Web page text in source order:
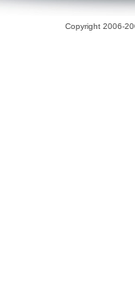
Copyright 2006-